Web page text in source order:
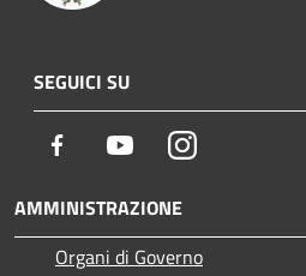
SEGUICI SU
Facebook YoutubeInstagram
AMMINISTRAZIONE
Organi di Governo